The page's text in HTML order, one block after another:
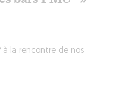
à la rencontre de nos